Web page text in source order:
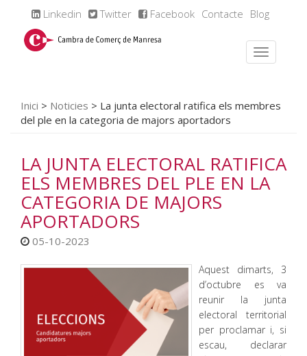
Linkedin Twitter Facebook Contacte Blog
Inici > Noticies > La junta electoral ratifica els membres
del ple en la categoria de majors aportadors
LA JUNTA ELECTORAL RATIFICA
ELS MEMBRES DEL PLE EN LA
CATEGORIA DE MAJORS
APORTADORS
05-10-2023
Aquest dimarts, 3
d’octubre es va
reunir la junta
electoral territorial
per proclamar i, si
escau, declarar